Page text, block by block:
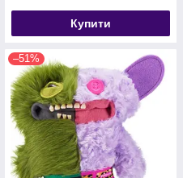
Купити
–51%